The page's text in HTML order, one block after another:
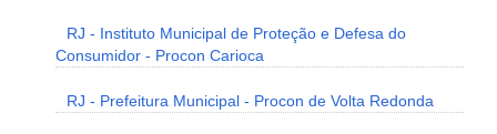
RJ - Instituto Municipal de Proteção e Defesa do
Consumidor - Procon Carioca
RJ - Prefeitura Municipal - Procon de Volta Redonda